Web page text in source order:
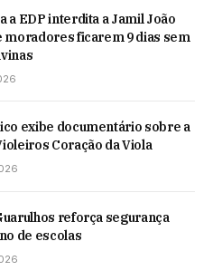
a EDP interdita a Jamil João
moradores ficarem 9 dias sem
exibe documentário sobre a
Coração da Viola
reforça segurança
de escolas